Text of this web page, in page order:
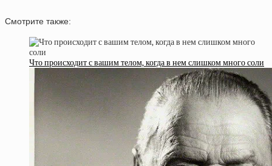
Смотрите также:
Что происходит с вашим телом, когда в нем слишком много соли